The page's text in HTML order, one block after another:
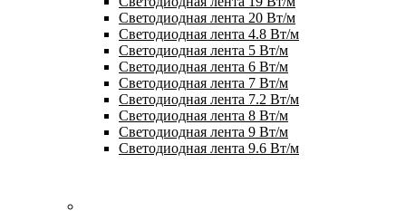
Светодиодная лента 20 Вт/м
Светодиодная лента 4.8 Вт/м
Светодиодная лента 5 Вт/м
Светодиодная лента 6 Вт/м
Светодиодная лента 7 Вт/м
Светодиодная лента 7.2 Вт/м
Светодиодная лента 8 Вт/м
Светодиодная лента 9 Вт/м
Светодиодная лента 9.6 Вт/м